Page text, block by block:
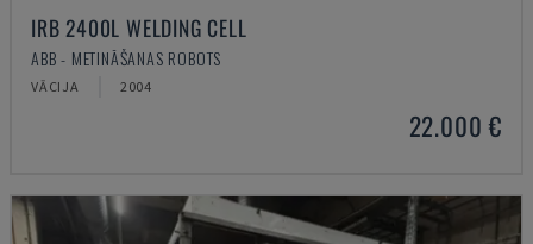
IRB 2400L WELDING CELL
ABB - METINĀŠANAS ROBOTS
VĀCIJA 2004
22.000 €